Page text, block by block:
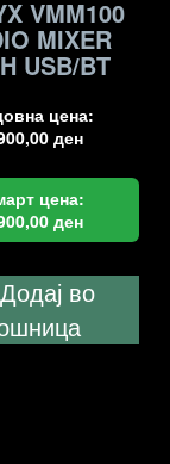
VMM100
MIXER
USB/BT
цена:
ден
цена:
ден
Додај во